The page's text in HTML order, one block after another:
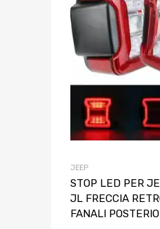
JEEP
STOP LED PER
JL FRECCIA
FANALI